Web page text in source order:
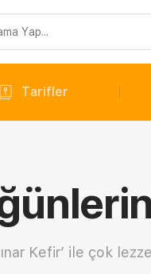
Tarifler
Kefir’ ile çok